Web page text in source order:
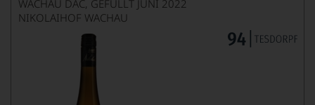
WACHAU DAC, GEFÜLLT JUNI 2022
NIKOLAIHOF WACHAU